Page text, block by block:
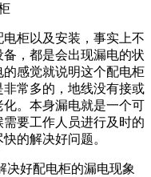
柜以及安装，事实上不
，都是会出现漏电的状
感觉就说明这个配电柜
常多的，地线没有接或
。本身漏电就是一个可
要工作人员进行及时的
的解决好问题。
决好配电柜的漏电现象